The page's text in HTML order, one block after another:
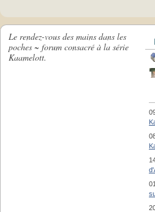
Le rendez-vous des mains dans les
poches ~ forum consacré à la série
Kaamelott.